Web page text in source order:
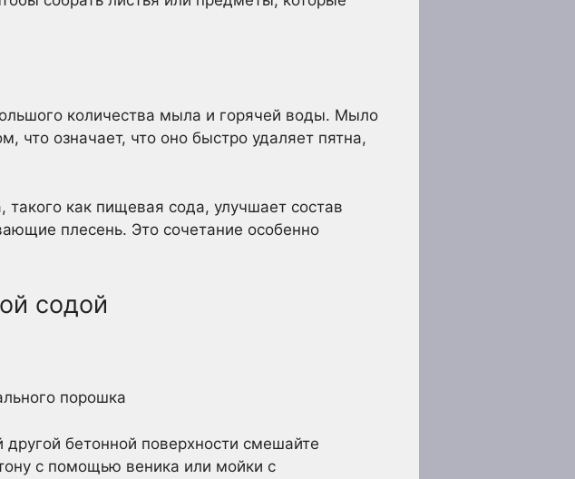
количества мыла и горячей воды. Мыло
означает, что оно быстро удаляет пятна,
как пищевая сода, улучшает состав
плесень. Это сочетание особенно
содой
порошка
бетонной поверхности смешайте
с помощью веника или мойки с